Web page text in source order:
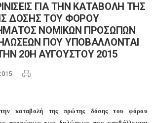
ΓΙΑ ΤΗΝ ΚΑΤΑΒΟΛΗ ΤΗΣ
ΔΟΣΗΣ ΤΟΥ ΦΟΡΟΥ
ΝΟΜΙΚΩΝ ΠΡΟΣΩΠΩΝ
ΠΟΥ ΥΠΟΒΑΛΛΟΝΤΑΙ
20Η ΑΥΓΟΥΣΤΟΥ 2015
την καταβολή της πρώτης δόσης του φόρου